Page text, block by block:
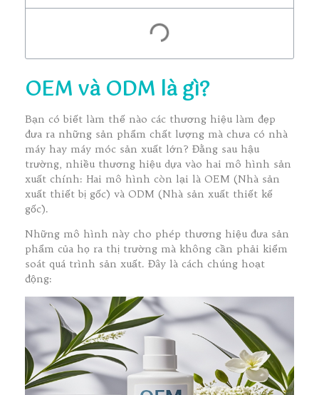
OEM và ODM là gì?
Bạn có biết làm thế nào các thương hiệu làm đẹp
đưa ra những sản phẩm chất lượng mà chưa có nhà
máy hay máy móc sản xuất lớn? Đằng sau hậu
trường, nhiều thương hiệu dựa vào hai mô hình sản
xuất chính: Hai mô hình còn lại là OEM (Nhà sản
xuất thiết bị gốc) và ODM (Nhà sản xuất thiết kế
gốc).
Những mô hình này cho phép thương hiệu đưa sản
phẩm của họ ra thị trường mà không cần phải kiểm
soát quá trình sản xuất. Đây là cách chúng hoạt
động: